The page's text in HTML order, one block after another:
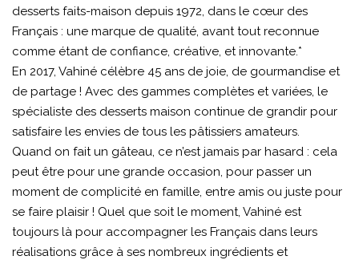
desserts faits-maison depuis 1972, dans le cœur des
Français : une marque de qualité, avant tout reconnue
comme étant de confiance, créative, et innovante.*
En 2017, Vahiné célèbre 45 ans de joie, de gourmandise et
de partage ! Avec des gammes complètes et variées, le
spécialiste des desserts maison continue de grandir pour
satisfaire les envies de tous les pâtissiers amateurs.
Quand on fait un gâteau, ce n’est jamais par hasard : cela
peut être pour une grande occasion, pour passer un
moment de complicité en famille, entre amis ou juste pour
se faire plaisir ! Quel que soit le moment, Vahiné est
toujours là pour accompagner les Français dans leurs
réalisations grâce à ses nombreux ingrédients et